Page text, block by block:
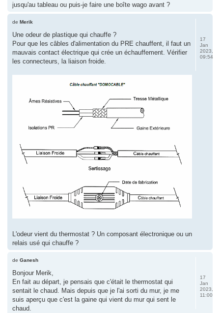
jusqu'au tableau ou puis-je faire une boîte wago avant ?
de Merik
Une odeur de plastique qui chauffe ?
Pour que les câbles d'alimentation du PRE chauffent, il faut un
mauvais contact électrique qui crée un échauffement. Vérifier
les connecteurs, la liaison froide.
L'odeur vient du thermostat ? Un composant électronique ou un
relais usé qui chauffe ?
17
Jan
2023,
09:54
de Ganesh
Bonjour Merik,
En fait au départ, je pensais que c'était le thermostat qui
sentait le chaud. Mais depuis que je l'ai sorti du mur, je me
suis aperçu que c'est la gaine qui vient du mur qui sent le
chaud.
17
Jan
2023,
11:00